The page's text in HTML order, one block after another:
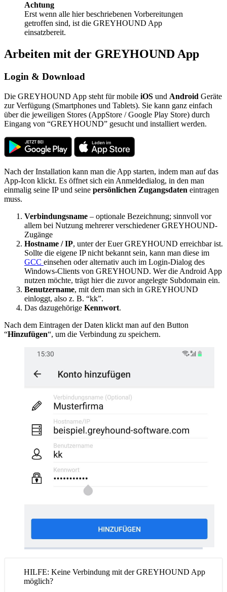
Achtung
Erst wenn alle hier beschriebenen Vorbereitungen
getroffen sind, ist die GREYHOUND App
einsatzbereit.
Arbeiten mit der GREYHOUND App
Login & Download
Die GREYHOUND App steht für mobile iOS und Android Geräte
zur Verfügung (Smartphones und Tablets). Sie kann ganz einfach
über die jeweiligen Stores (AppStore / Google Play Store) durch
Eingang von “GREYHOUND” gesucht und installiert werden.
Nach der Installation kann man die App starten, indem man auf das
App-Icon klickt. Es öffnet sich ein Anmeldedialog, in den man
einmalig seine IP und seine persönlichen Zugangsdaten eintragen
muss.
Verbindungsname – optionale Bezeichnung; sinnvoll vor
allem bei Nutzung mehrerer verschiedener GREYHOUND-
Zugänge
Hostname / IP, unter der Euer GREYHOUND erreichbar ist.
Sollte die eigene IP nicht bekannt sein, kann man diese im
GCC einsehen oder alternativ auch im Login-Dialog des
Windows-Clients von GREYHOUND. Wer die Android App
nutzen möchte, trägt hier die zuvor angelegte Subdomain ein.
Benutzername, mit dem man sich in GREYHOUND
einloggt, also z. B. “kk”.
Das dazugehörige Kennwort.
Nach dem Eintragen der Daten klickt man auf den Button
“Hinzufügen“, um die Verbindung zu speichern.
HILFE: Keine Verbindung mit der GREYHOUND App
möglich?